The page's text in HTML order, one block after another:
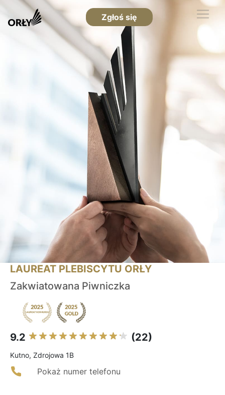
Zgłoś się
LAUREAT PLEBISCYTU ORŁY
Zakwiatowana Piwniczka
9.2 (22)
Kutno, Zdrojowa 1B
Pokaż numer telefonu